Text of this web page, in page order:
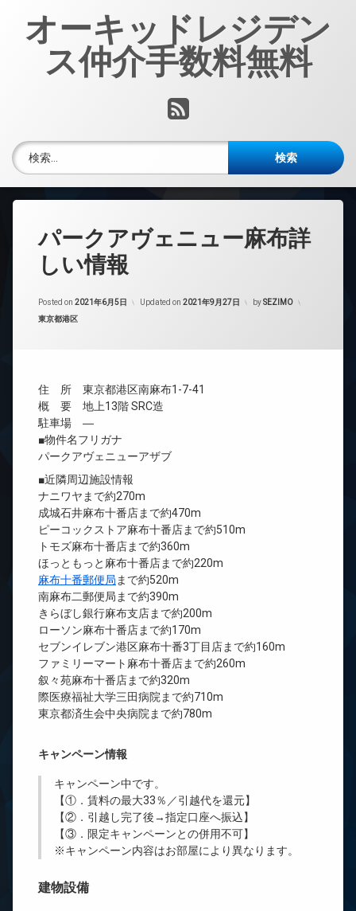
オーキッドレジデン
ス仲介手数料無料
RSS
検索:
パークアヴェニュー麻布詳
しい情報
Posted on 2021年6月5日 Updated on 2021年9月27日 bySEZIMO
カテゴリー:
東京都港区
住 所 東京都港区南麻布1-7-41
概 要 地上13階 SRC造
駐車場 ―
■物件名フリガナ
パークアヴェニューアザブ
■近隣周辺施設情報
ナニワヤまで約270m
成城石井麻布十番店まで約470m
ピーコックストア麻布十番店まで約510m
トモズ麻布十番店まで約360m
ほっともっと麻布十番店まで約220m
麻布十番郵便局 まで約520m
南麻布二郵便局まで約390m
きらぼし銀行麻布支店まで約200m
ローソン麻布十番店まで約170m
セブンイレブン港区麻布十番3丁目店まで約160m
ファミリーマート麻布十番店まで約260m
叙々苑麻布十番店まで約320m
際医療福祉大学三田病院まで約710m
東京都済生会中央病院まで約780m
キャンペーン情報
キャンペーン中です。
【①．賃料の最大33％／引越代を還元】
【②．引越し完了後→指定口座へ振込】
【③．限定キャンペーンとの併用不可】
※キャンペーン内容はお部屋により異なります。
建物設備